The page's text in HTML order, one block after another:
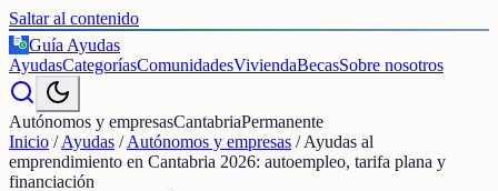
Saltar al contenido
€
Guía Ayudas
AyudasCategoríasComunidadesViviendaBecasSobre nosotros
Autónomos y empresasCantabriaPermanente
Inicio /Ayudas /Autónomos y empresas /Ayudas al
emprendimiento en Cantabria 2026: autoempleo, tarifa plana y
financiación